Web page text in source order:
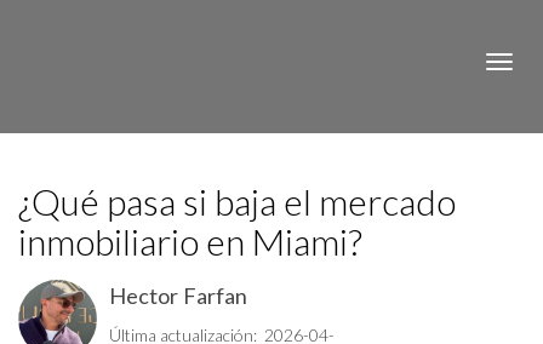
¿Qué pasa si baja el mercado
inmobiliario en Miami?
Hector Farfan
Última actualización: 2026-04-